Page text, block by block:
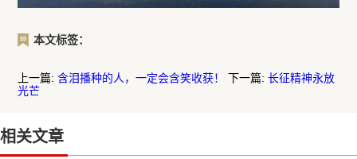
本文标签：
上一篇:含泪播种的人，一定会含笑收获！ 下一篇:长征精神永放
光芒
相关文章